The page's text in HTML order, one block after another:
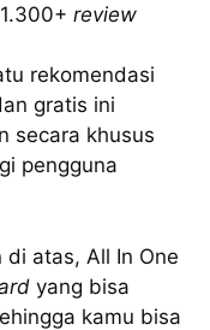
review
rekomendasi
gratis ini
secara khusus
pengguna
atas, All In One
yang bisa
kamu bisa